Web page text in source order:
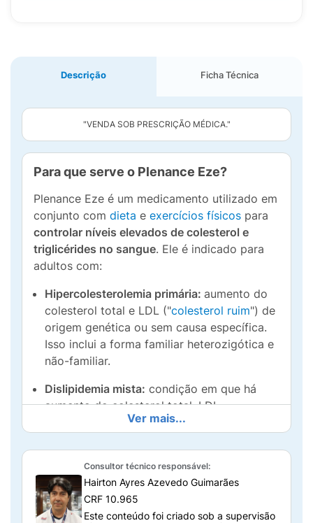
Descrição Ficha Técnica
"VENDA SOB PRESCRIÇÃO MÉDICA."
Para que serve o Plenance Eze?
Plenance Eze é um medicamento utilizado em
conjunto com dieta e exercícios físicos para
controlar níveis elevados de colesterol e
triglicérides no sangue. Ele é indicado para
adultos com:
Hipercolesterolemia primária: aumento do
colesterol total e LDL ("colesterol ruim") de
origem genética ou sem causa específica.
Isso inclui a forma familiar heterozigótica e
não-familiar.
Dislipidemia mista: condição em que há
aumento do colesterol total, LDL
("colesterol ruim") e triglicérides, associado
Este tratamento é especialmente
recomendado para pacientes que apresentam
um alto risco de desenvolver doenças
Ver mais...
Consultor técnico responsável:
Hairton Ayres Azevedo Guimarães
CRF 10.965
Este conteúdo foi criado sob a supervisão